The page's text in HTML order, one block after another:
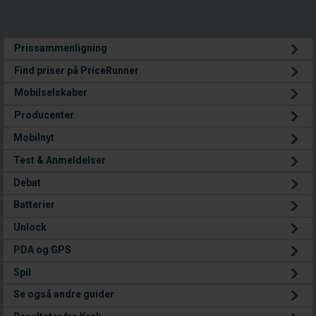
Prissammenligning
Find priser på PriceRunner
Mobilselskaber
Producenter
Mobilnyt
Test & Anmeldelser
Debat
Batterier
Unlock
PDA og GPS
Spil
Se også andre guider